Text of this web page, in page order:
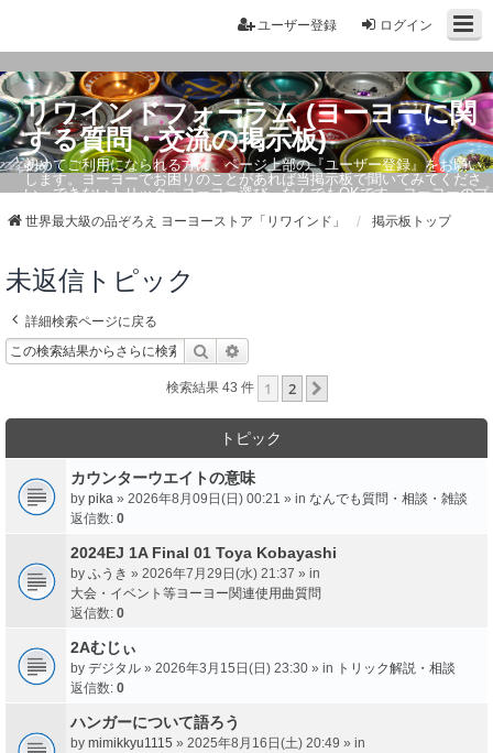
ログイン
ユーザー登録
リワインドフォーラム (ヨーヨーに関
する質問・交流の掲示板)
初めてご利用になられる方は、ページ上部の『ユーザー登録』をお願い
します。ヨーヨーでお困りのことがあれば当掲示板で聞いてみてくださ
い。できないトリック・ヨーヨー選び、なんでもOKです。ヨーヨーのプ
世界最大級の品ぞろえ ヨーヨーストア「リワインド」 掲示板トップ
未返信トピック
詳細検索ページに戻る
検索
検索結果 43 件 1 2
トピック
カウンターウエイトの意味
by pika » 2026年8月09日(日) 00:21 » in なんでも質問・相談・雑談
返信数: 0
2024EJ 1A Final 01 Toya Kobayashi
by ふうき » 2026年7月29日(水) 21:37 » in
大会・イベント等ヨーヨー関連使用曲質問
返信数: 0
2Aむじぃ
by デジタル » 2026年3月15日(日) 23:30 » in トリック解説・相談
返信数: 0
ハンガーについて語ろう
by mimikkyu1115 » 2025年8月16日(土) 20:49 » in